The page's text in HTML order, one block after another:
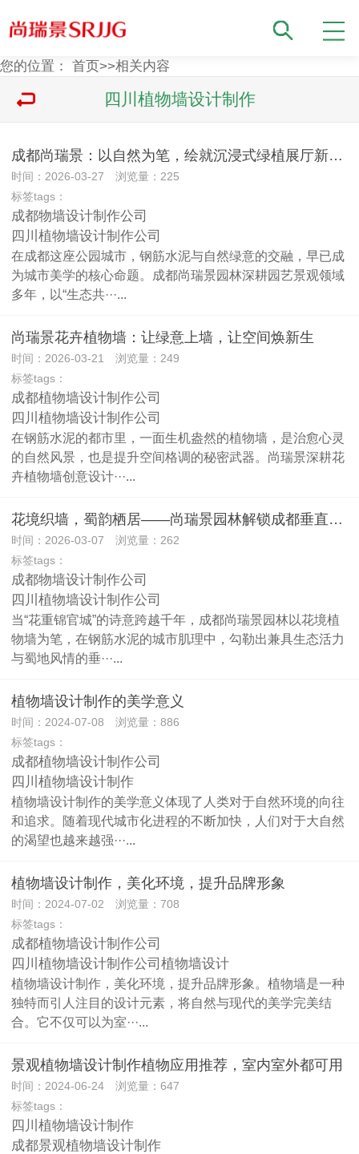
您的位置： 首页>>相关内容
四川植物墙设计制作
成都尚瑞景：以自然为笔，绘就沉浸式绿植展厅新美学
时间：2026-03-27 浏览量：225
标签tags：
成都物墙设计制作公司
四川植物墙设计制作公司
在成都这座公园城市，钢筋水泥与自然绿意的交融，早已成
为城市美学的核心命题。成都尚瑞景园林深耕园艺景观领域
多年，以“生态共···...
尚瑞景花卉植物墙：让绿意上墙，让空间焕新生
时间：2026-03-21 浏览量：249
标签tags：
成都植物墙设计制作公司
四川植物墙设计制作公司
在钢筋水泥的都市里，一面生机盎然的植物墙，是治愈心灵
的自然风景，也是提升空间格调的秘密武器。尚瑞景深耕花
卉植物墙创意设计···...
花境织墙，蜀韵栖居——尚瑞景园林解锁成都垂直绿化新美学
时间：2026-03-07 浏览量：262
标签tags：
成都物墙设计制作公司
四川植物墙设计制作公司
当“花重锦官城”的诗意跨越千年，成都尚瑞景园林以花境植
物墙为笔，在钢筋水泥的城市肌理中，勾勒出兼具生态活力
与蜀地风情的垂···...
植物墙设计制作的美学意义
时间：2024-07-08 浏览量：886
标签tags：
成都植物墙设计制作公司
四川植物墙设计制作
植物墙设计制作的美学意义体现了人类对于自然环境的向往
和追求。随着现代城市化进程的不断加快，人们对于大自然
的渴望也越来越强···...
植物墙设计制作，美化环境，提升品牌形象
时间：2024-07-02 浏览量：708
标签tags：
成都植物墙设计制作公司
四川植物墙设计制作公司 植物墙设计
植物墙设计制作，美化环境，提升品牌形象。植物墙是一种
独特而引人注目的设计元素，将自然与现代的美学完美结
合。它不仅可以为室···...
景观植物墙设计制作植物应用推荐，室内室外都可用
时间：2024-06-24 浏览量：647
标签tags：
四川植物墙设计制作
成都景观植物墙设计制作